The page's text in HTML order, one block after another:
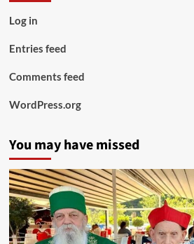
Log in
Entries feed
Comments feed
WordPress.org
You may have missed